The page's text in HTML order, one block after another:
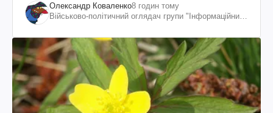
вдалосяОлександр Коваленко8 годин тому
Військово-політичний оглядач групи "Інформаційний